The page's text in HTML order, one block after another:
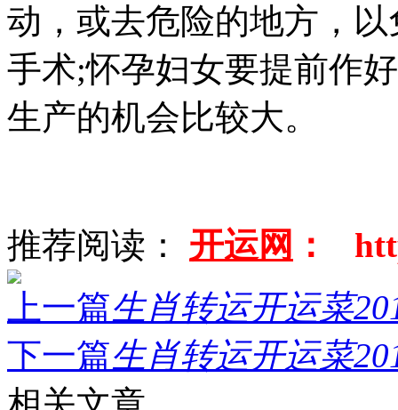
手术;怀孕妇女要提前作
生产的机会比较大。
推荐阅读： 开运网 ：
上一篇 生肖转运开运菜
下一篇 生肖转运开运菜
相关文章